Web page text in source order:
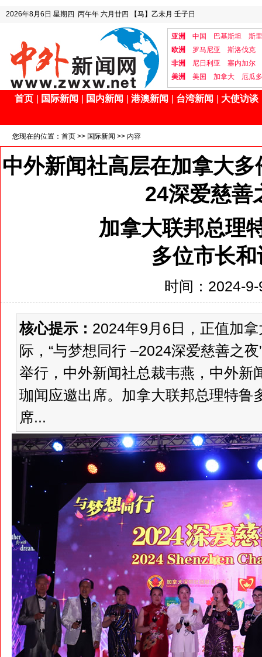
2026年8月6日 星期四 丙午年 六月廿四 【马】乙未月 壬子日
亚洲 中国 巴基斯坦
斯
欧洲
罗马尼亚
斯洛伐克
非洲
尼日利亚
塞内加尔
美洲
美国 加拿大 厄瓜
首页 国际新闻 国内新闻 港澳新闻 台湾新闻 大使访谈
您现在的位置： 首页 >> 国际新闻 >> 内容
中外新闻社高层在加拿大
24深爱慈善
加拿大联邦总理
多位市长
时间：2024-
核心提示： 2024年9月6日，正值加
际，“与梦想同行 –2024深爱慈善之
举行，中外新闻社总裁韦燕，中外新
珈闻应邀出席。加拿大联邦总理特鲁
席...